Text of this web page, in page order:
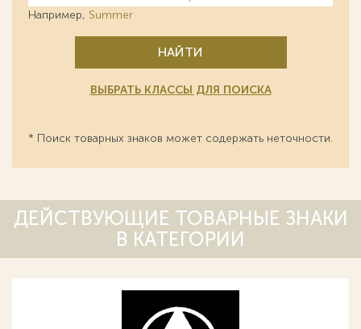
Например, Summer
НАЙТИ
ВЫБРАТЬ КЛАССЫ ДЛЯ ПОИСКА
* Поиск товарных знаков может содержать неточности.
ДЕЙСТВУЮЩИЕ ТОВАРНЫЕ ЗНАКИ
В КАТЕГОРИИ